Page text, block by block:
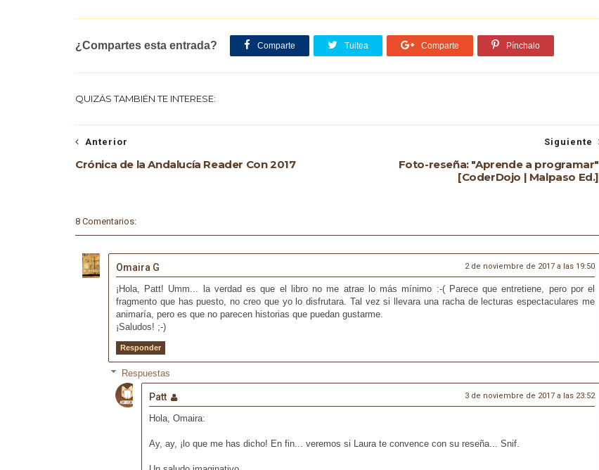
¿Compartes esta entrada? Comparte Tuitea Comparte Pínchalo
QUIZÁS TAMBIÉN TE INTERESE:
Siguiente
Foto-reseña: "Aprende a programar"
[CoderDojo | Malpaso Ed.]
Anterior
Crónica de la Andalucía Reader Con 2017
8 Comentarios:
Omaira G 2 de noviembre de 2017 a las 19:50
¡Hola, Patt! Umm... la verdad es que el libro no me atrae lo más mínimo :-( Parece que entretiene, pero por el
fragmento que has puesto, no creo que yo lo disfrutara. Tal vez si llevara una racha de lecturas espectaculares me
animaría, pero es que no parecen historias que puedan gustarme.
¡Saludos! ;-)
Responder
Respuestas
Patt 3 de noviembre de 2017 a las 23:52
Hola, Omaira:
Ay, ay, ¡lo que me has dicho! En fin... veremos si Laura te convence con su reseña... Snif.